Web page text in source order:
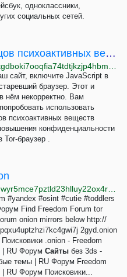
одноклассники,
социальных сетей.
Форум химиков и продавцов психоактивных веществ
сайт, включите JavaScript в
браузер. Этот и
нём некорректно. Вам
использовать
психоактивных веществ
конфиденциальности
Tor-браузер .
#yandex #osint #cutie #toddlers
Find Freedom Forum tor
onion mirrors below http://
2gyd.onion
.onion - Freedom
RU Форум Сайты без 3ds -
темы | RU Форум Freedom
RU Форум Поисковики...